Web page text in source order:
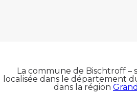
La commune de Bischtroff –
localisée dans le département
dans la région